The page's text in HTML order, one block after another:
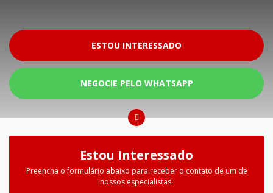
ESTOU INTERESSADO
NEGOCIE PELO WHATSAPP
Estou Interessado
Preencha o formulário abaixo para receber o contato de um de
nossos especialistas: